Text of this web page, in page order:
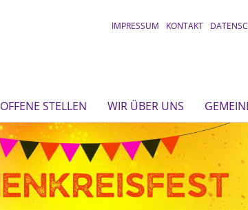
IMPRESSUM KONTAKT
OFFENE STELLEN WIR ÜBER UNS